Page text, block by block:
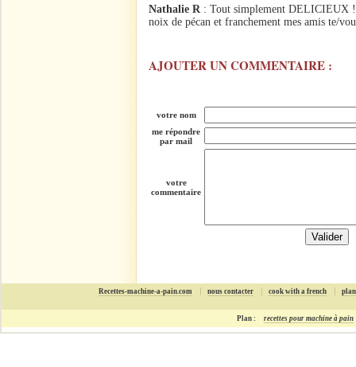
Nathalie R: Tout simplement DELICIEUX !
noix de pécan et franchement mes amis te/
AJOUTER UN COMMENTAIRE :
votre nom
me répondre
par mail
votre
commentaire
Recettes-machine-a-pain.com nous contacter cook with a french
Plan : recettes pour machine à pain